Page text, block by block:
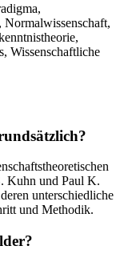
Normalwissenschaft,
Wissenschaftliche
Kuhn und Paul K.
unterschiedliche
und Methodik.